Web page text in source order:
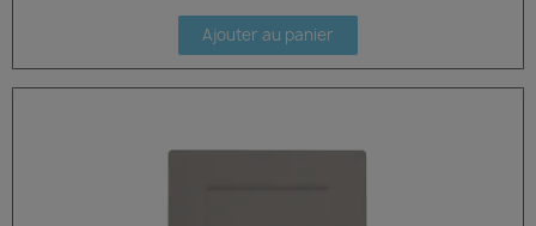
Ajouter au panier